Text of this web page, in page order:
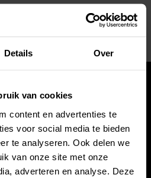
Details Over
van cookies
content en advertenties te
voor social media te bieden
te analyseren. Ook delen we
van onze site met onze
adverteren en analyse. Deze
Abonneer